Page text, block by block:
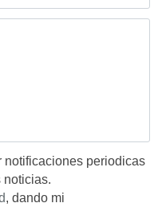
notificaciones periodicas
noticias.
, dando mi